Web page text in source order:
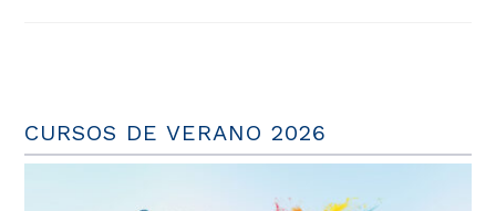
CURSOS DE VERANO 2026